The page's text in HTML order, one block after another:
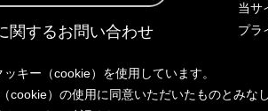
関するお問い合わせ
ます。
当サ
プラ
お問
キー（cookie）を使用しています。
）の使用に同意いただいたものとみなし